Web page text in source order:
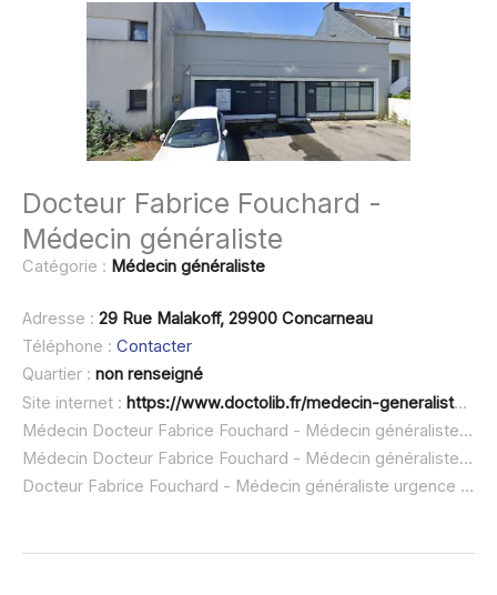
Docteur Fabrice Fouchard -
Médecin généraliste
Catégorie : Médecin généraliste
Adresse : 29 Rue Malakoff, 29900 Concarneau
Téléphone : Contacter
Quartier : non renseigné
Site internet : https://www.doctolib.fr/medecin-generaliste/concarneau/fabrice-fouchard
Médecin Docteur Fabrice Fouchard - Médecin généraliste à domicile :
Médecin Docteur Fabrice Fouchard - Médecin généraliste ouvert dimanche :
Docteur Fabrice Fouchard - Médecin généraliste urgence à domicile ou SOS médecin :